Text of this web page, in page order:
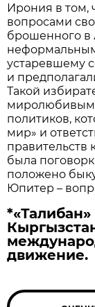
Ирония в том,
вопросами
брошенного в
устаревшему
и
Такой
политиков,
мир» и
была
положено
Юпитер –
движение.